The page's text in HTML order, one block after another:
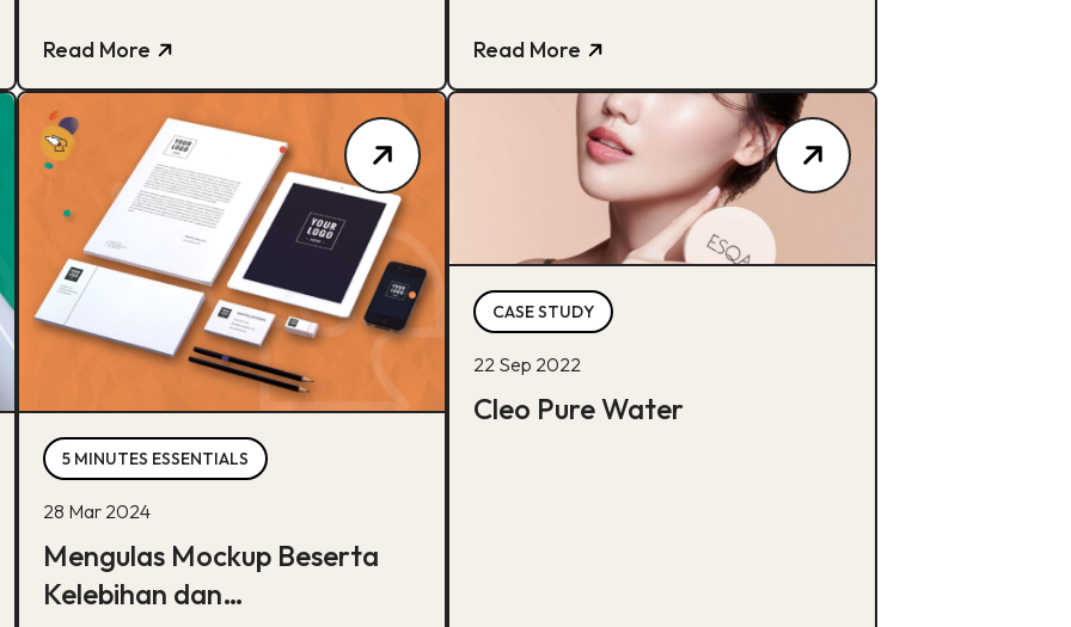
Read More Read More
5 MINUTES ESSENTIALS
28 Mar 2024
Mengulas Mockup Beserta
Kelebihan dan
CASE STUDY
22 Sep 2022
Cleo Pure Water